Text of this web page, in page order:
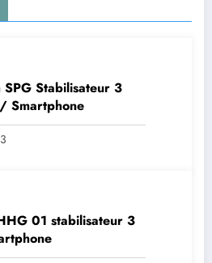
SPG Stabilisateur 3
Smartphone
01 stabilisateur 3